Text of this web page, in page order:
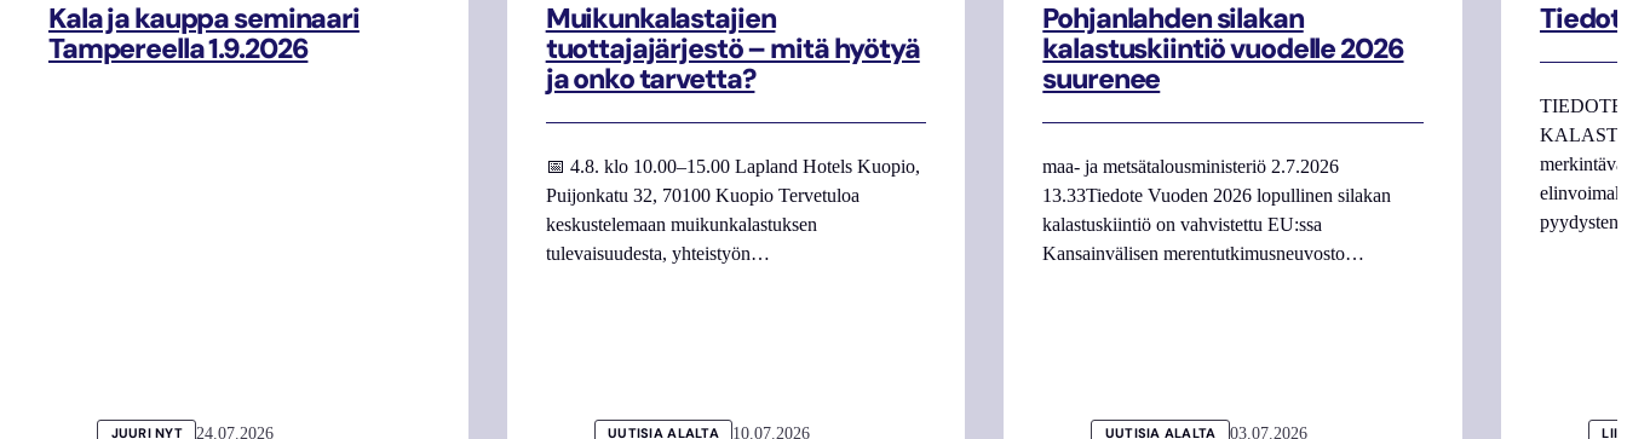
Kala ja kauppa seminaari
Tampereella 1.9.2026
JUURI NYT 24.07.2026
Muikunkalastajien
tuottajajärjestö – mitä hyötyä
ja onko tarvetta?
📅 4.8. klo 10.00–15.00 Lapland Hotels Kuopio,
Puijonkatu 32, 70100 Kuopio Tervetuloa
keskustelemaan muikunkalastuksen
tulevaisuudesta, yhteistyön…
UUTISIA ALALTA 10.07.2026
Pohjanlahden silakan
kalastuskiintiö vuodelle 2026
suurenee
maa- ja metsätalousministeriö 2.7.2026
13.33Tiedote Vuoden 2026 lopullinen silakan
kalastuskiintiö on vahvistettu EU:ssa
Kansainvälisen merentutkimusneuvosto…
UUTISIA ALALTA 03.07.2026
pyydysten